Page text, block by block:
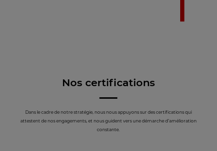
Nos certifications
Dans le cadre de notre stratégie, nous nous appuyons sur des certifications qui
attestent de nos engagements, et nous guident vers une démarche d’amélioration
constante.